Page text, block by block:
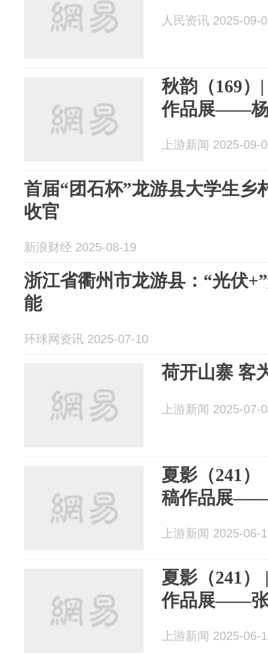
人民资讯 2025-09-
秋韵（169）
作品展——
上游新闻 2025-09-
首届“团石杯”龙游县大学生乡
收官
新浪财经 2025-08-19
浙江省衢州市龙游县：“光伏
能
环球网资讯 2025-07-10
荷开山寨 客
上游新闻 2025-07-
夏影（241）
稿作品展——
上游新闻 2025-06-
夏影（241）
作品展——张
上游新闻 2025-06-